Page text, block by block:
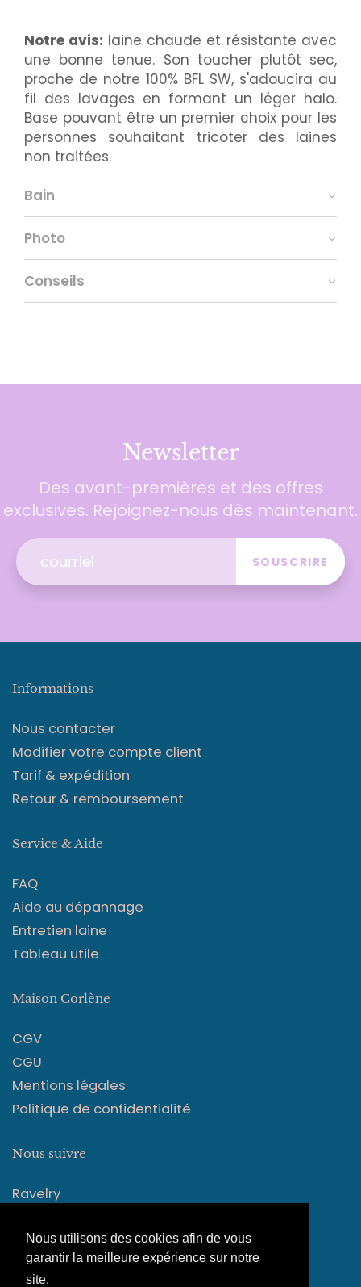
Nous utilisons des cookies afin de vous
garantir la meilleure expérience sur notre
site.
Notre avis: laine chaude et résistante avec
une bonne tenue. Son toucher plutôt sec,
proche de notre 100% BFL SW, s'adoucira au
fil des lavages en formant un léger halo.
Base pouvant être un premier choix pour les
personnes souhaitant tricoter des laines
non traitées.
Bain
Photo
Conseils
Newsletter
Des avant-premières et des offres
exclusives. Rejoignez-nous dès maintenant.
SOUSCRIRE
Informations
Nous contacter
Modifier votre compte client
Tarif & expédition
Retour & remboursement
Service & Aide
FAQ
Aide au dépannage
Entretien laine
Tableau utile
Maison Corlène
CGV
CGU
Mentions légales
Politique de confidentialité
Nous suivre
Ravelry
Facebook